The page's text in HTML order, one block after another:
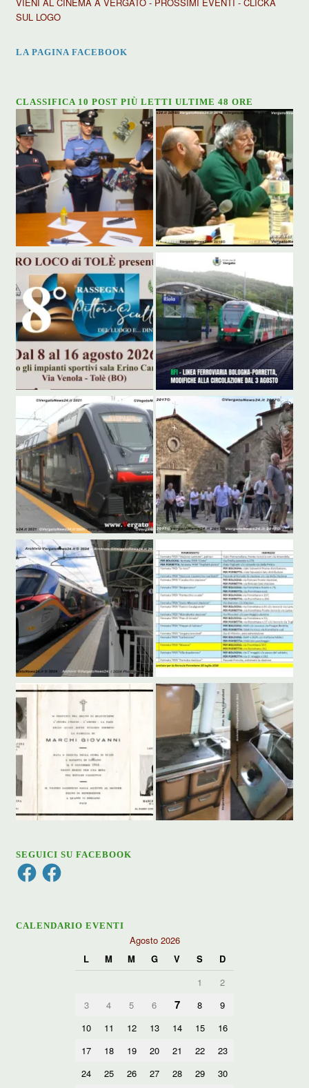
VIENI AL CINEMA A VERGATO - PROSSIMI EVENTI - CLICKA
SUL LOGO
LA PAGINA FACEBOOK
CLASSIFICA 10 POST PIÙ LETTI ULTIME 48 ORE
SEGUICI SU FACEBOOK
FacebookFacebook
CALENDARIO EVENTI
Agosto 2026
L
M M G V S
D
1
2
3
4 5 6 7 8
9
10
11 12 13 14 15
16
17
18 19 20 21 22
23
24
25 26 27 28 29
30